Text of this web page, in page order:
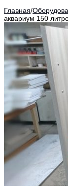
Главная/
аквариум 150